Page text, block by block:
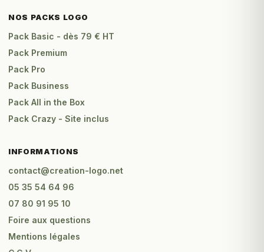
NOS PACKS LOGO
Pack Basic - dès 79 € HT
Pack Premium
Pack Pro
Pack Business
Pack All in the Box
Pack Crazy - Site inclus
INFORMATIONS
contact@creation-logo.net
05 35 54 64 96
07 80 91 95 10
Foire aux questions
Mentions légales